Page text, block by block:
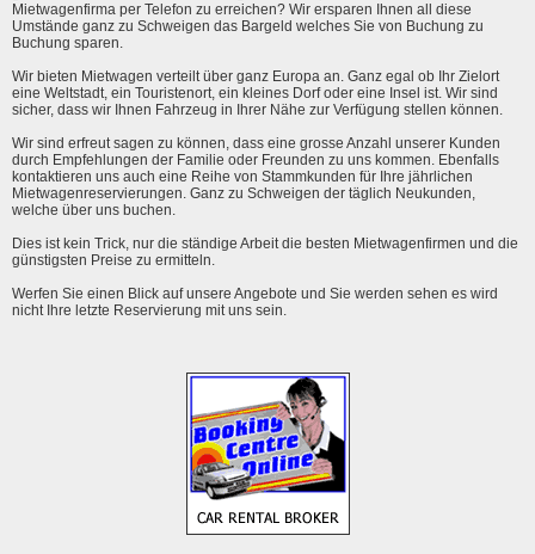
Mietwagenfirma per Telefon zu erreichen? Wir ersparen Ihnen all diese
Umstände ganz zu Schweigen das Bargeld welches Sie von Buchung zu
Buchung sparen.
Wir bieten Mietwagen verteilt über ganz Europa an. Ganz egal ob Ihr Zielort
eine Weltstadt, ein Touristenort, ein kleines Dorf oder eine Insel ist. Wir sind
sicher, dass wir Ihnen Fahrzeug in Ihrer Nähe zur Verfügung stellen können.
Wir sind erfreut sagen zu können, dass eine grosse Anzahl unserer Kunden
durch Empfehlungen der Familie oder Freunden zu uns kommen. Ebenfalls
kontaktieren uns auch eine Reihe von Stammkunden für Ihre jährlichen
Mietwagenreservierungen. Ganz zu Schweigen der täglich Neukunden,
welche über uns buchen.
Dies ist kein Trick, nur die ständige Arbeit die besten Mietwagenfirmen und die
günstigsten Preise zu ermitteln.
Werfen Sie einen Blick auf unsere Angebote und Sie werden sehen es wird
nicht Ihre letzte Reservierung mit uns sein.